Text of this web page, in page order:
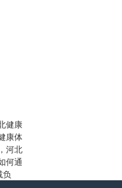
健康
康体
河北
何通